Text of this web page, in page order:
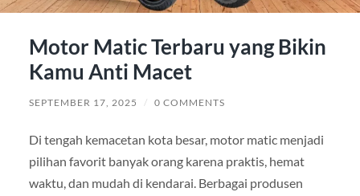
Motor Matic Terbaru yang Bikin
Kamu Anti Macet
SEPTEMBER 17, 2025 / 0 COMMENTS
Di tengah kemacetan kota besar, motor matic menjadi
pilihan favorit banyak orang karena praktis, hemat
waktu, dan mudah di kendarai. Berbagai produsen